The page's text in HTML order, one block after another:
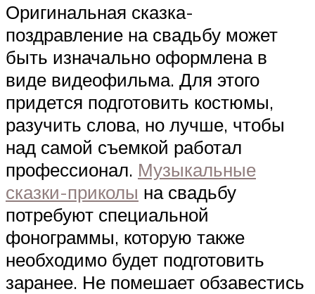
Оригинальная сказка-
поздравление на свадьбу может
быть изначально оформлена в
виде видеофильма. Для этого
придется подготовить костюмы,
разучить слова, но лучше, чтобы
над самой съемкой работал
профессионал. Музыкальные
сказки-приколы на свадьбу
потребуют специальной
фонограммы, которую также
необходимо будет подготовить
заранее. Не помешает обзавестись